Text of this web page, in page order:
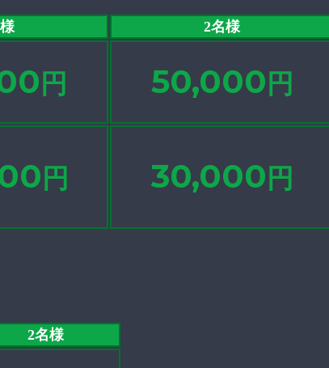
2名様
円 50,000円
円 30,000円
2名様